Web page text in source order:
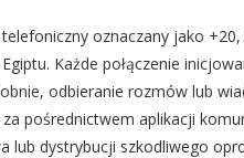
oznaczany jako
Każde połączenie
odbieranie rozmów lub
pośrednictwem aplikacji
lub dystrybucji szkodliwego